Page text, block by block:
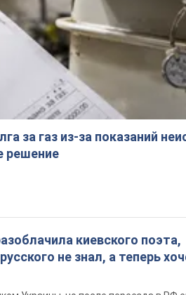
за газ из-за показаний
решение
киевского поэта,
не знал, а теперь